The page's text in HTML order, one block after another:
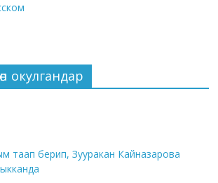
окулгандар
таап берип, Зууракан Кайназарова